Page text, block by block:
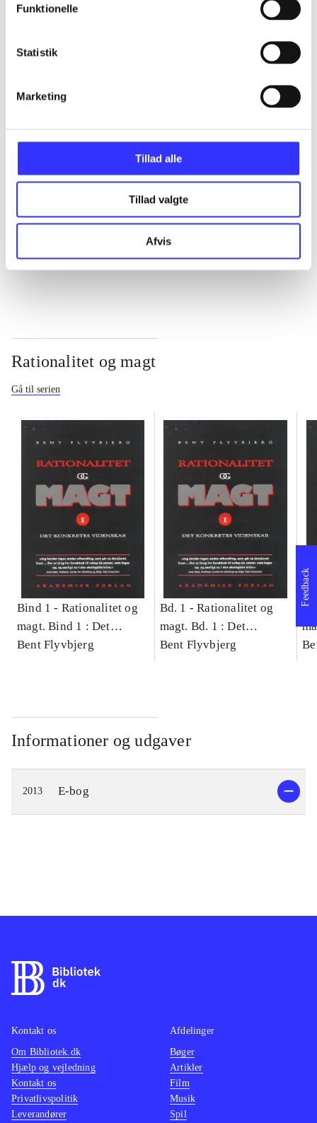
Funktionelle
Statistik
Marketing
Tillad alle
Tillad valgte
Afvis
Artikler
Rationalitet og magt
Gå til serien
Bind 1 - Rationalitet og
magt. Bind 1 : Det
konkretes videnskab
Bent Flyvbjerg
Bd. 1 -Rationalitet og
magt. Bd. 1 : Det
konkretes videnskab
Bent Flyvbjerg
Informationer og udgaver
2013 E-bog
Feedback
Kontakt os
Om Bibliotek.dk
Hjælp og vejledning
Kontakt os
Privatlivspolitik
Leverandører
Afdelinger
Bøger
Artikler
Film
Musik
Spil